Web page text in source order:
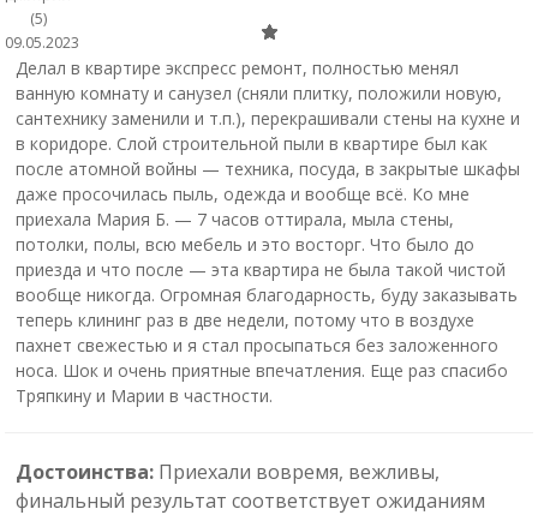
(5)
09.05.2023
Делал в квартире экспресс ремонт, полностью менял
ванную комнату и санузел (сняли плитку, положили новую,
сантехнику заменили и т.п.), перекрашивали стены на кухне и
в коридоре. Слой строительной пыли в квартире был как
после атомной войны — техника, посуда, в закрытые шкафы
даже просочилась пыль, одежда и вообще всё. Ко мне
приехала Мария Б. — 7 часов оттирала, мыла стены,
потолки, полы, всю мебель и это восторг. Что было до
приезда и что после — эта квартира не была такой чистой
вообще никогда. Огромная благодарность, буду заказывать
теперь клининг раз в две недели, потому что в воздухе
пахнет свежестью и я стал просыпаться без заложенного
носа. Шок и очень приятные впечатления. Еще раз спасибо
Тряпкину и Марии в частности.
Достоинства: Приехали вовремя, вежливы,
финальный результат соответствует ожиданиям